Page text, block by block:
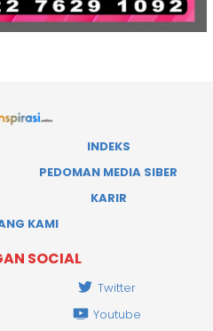
INDEKS
PEDOMAN MEDIA SIBER
KARIR
KAMI
SOCIAL
Twitter
Youtube